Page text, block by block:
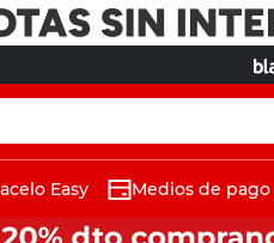
Easy Medios de pago